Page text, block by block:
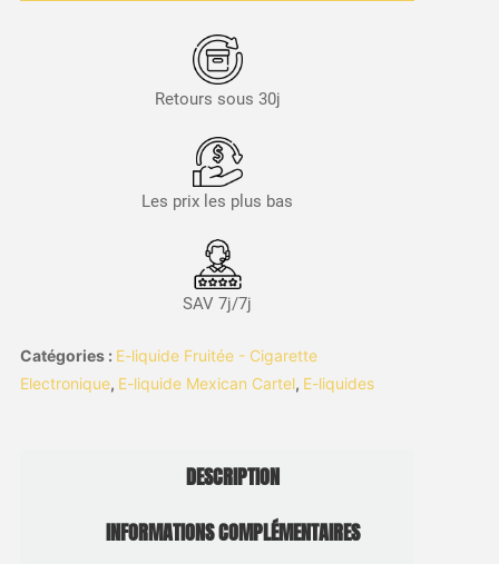
Retours sous 30j
Les prix les plus bas
SAV 7j/7j
Catégories : E-liquide Fruitée - Cigarette
Electronique, E-liquide Mexican Cartel, E-liquides
DESCRIPTION
INFORMATIONS COMPLÉMENTAIRES